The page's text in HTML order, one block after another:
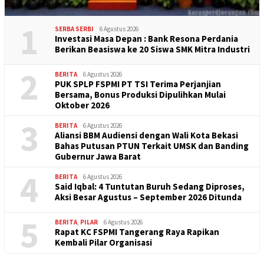
1 SERBA SERBI 6 Agustus 2026
Investasi Masa Depan : Bank Resona Perdania
Berikan Beasiswa ke 20 Siswa SMK Mitra Industri
2 BERITA 6 Agustus 2026
PUK SPLP FSPMI PT TSI Terima Perjanjian
Bersama, Bonus Produksi Dipulihkan Mulai
Oktober 2026
3 BERITA 6 Agustus 2026
Aliansi BBM Audiensi dengan Wali Kota Bekasi
Bahas Putusan PTUN Terkait UMSK dan Banding
Gubernur Jawa Barat
4 BERITA 6 Agustus 2026
Said Iqbal: 4 Tuntutan Buruh Sedang Diproses,
Aksi Besar Agustus – September 2026 Ditunda
5 BERITA, PILAR 6 Agustus 2026
Rapat KC FSPMI Tangerang Raya Rapikan
Kembali Pilar Organisasi